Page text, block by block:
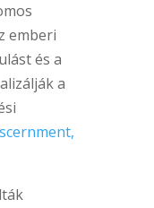
emberi
és a
a